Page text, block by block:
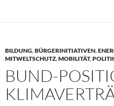
BILDUNG,BÜRGERINITIATIVEN,
MITWELTSCHUTZ,MOBILITÄT,
BUND-